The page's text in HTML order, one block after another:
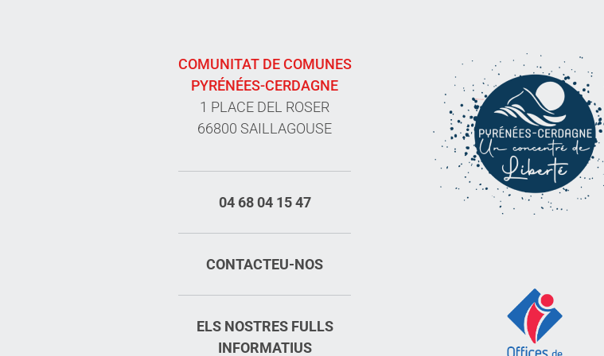
COMUNITAT DE COMUNES
PYRÉNÉES-CERDAGNE
1 PLACE DEL ROSER
66800 SAILLAGOUSE
04 68 04 15 47
CONTACTEU-NOS
ELS NOSTRES FULLS
INFORMATIUS